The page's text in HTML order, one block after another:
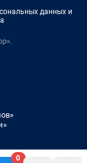
0
данных и